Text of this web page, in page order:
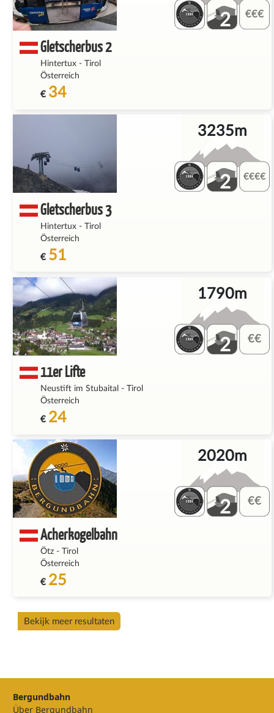
Gletscherbus 2
Hintertux-
Tirol
Österreich
€ 34
2
Gletscherbus 3
Hintertux- Tirol
Österreich
€ 51
3235m
2
11er Lifte
Neustift im Stubaital -
Tirol
Österreich
€ 24
1790m
2
Acherkogelbahn
Ötz- Tirol
Österreich
€ 25
2020m
2
Bekijk meer resultaten
Bergundbahn
Über Bergundbahn